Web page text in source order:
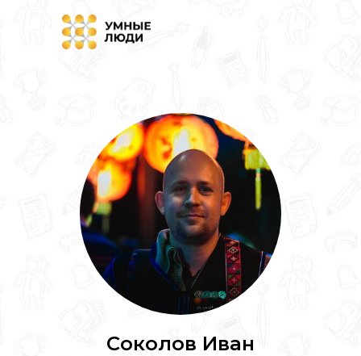
Соколов Иван